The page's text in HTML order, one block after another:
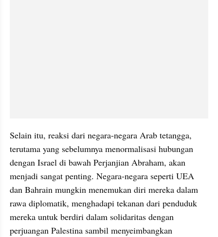
Selain itu, reaksi dari negara-negara Arab tetangga,
terutama yang sebelumnya menormalisasi hubungan
dengan Israel di bawah Perjanjian Abraham, akan
menjadi sangat penting. Negara-negara seperti UEA
dan Bahrain mungkin menemukan diri mereka dalam
rawa diplomatik, menghadapi tekanan dari penduduk
mereka untuk berdiri dalam solidaritas dengan
perjuangan Palestina sambil menyeimbangkan